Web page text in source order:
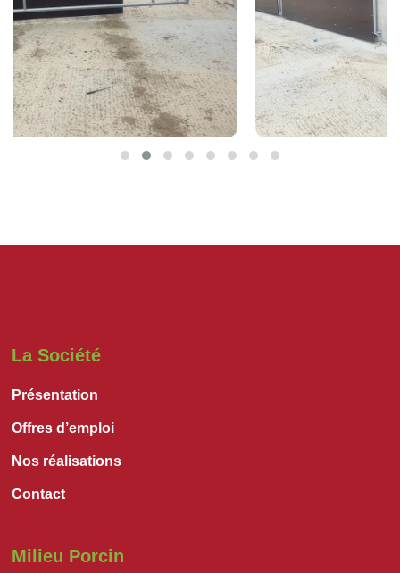
La Société
Présentation
Offres d’emploi
Nos réalisations
Contact
Milieu Porcin